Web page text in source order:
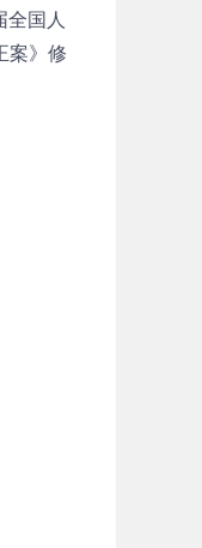
全国人
案》修